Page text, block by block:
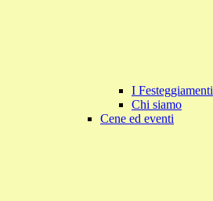
I Festeggiamenti
Chi siamo
Cene ed eventi